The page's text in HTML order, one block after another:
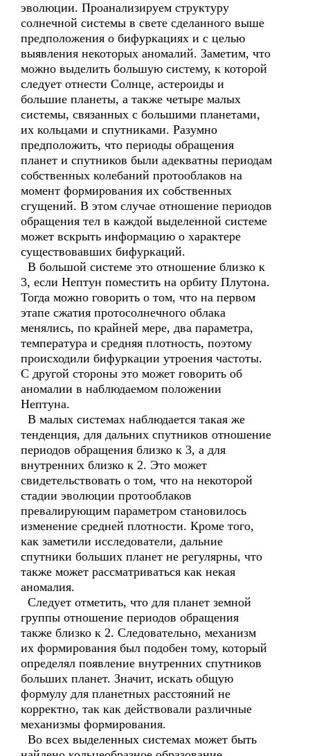
эволюции. Проанализируем структуру
солнечной системы в свете сделанного выше
предположения о бифуркациях и с целью
выявления некоторых аномалий. Заметим, что
можно выделить большую систему, к которой
следует отнести Солнце, астероиды и
большие планеты, а также четыре малых
системы, связанных с большими планетами,
их кольцами и спутниками. Разумно
предположить, что периоды обращения
планет и спутников были адекватны периодам
собственных колебаний протооблаков на
момент формирования их собственных
сгущений. В этом случае отношение периодов
обращения тел в каждой выделенной системе
может вскрыть информацию о характере
существовавших бифуркаций.
В большой системе это отношение близко к
3, если Нептун поместить на орбиту Плутона.
Тогда можно говорить о том, что на первом
этапе сжатия протосолнечного облака
менялись, по крайней мере, два параметра,
температура и средняя плотность, поэтому
происходили бифуркации утроения частоты.
С другой стороны это может говорить об
аномалии в наблюдаемом положении
Нептуна.
В малых системах наблюдается такая же
тенденция, для дальних спутников отношение
периодов обращения близко к 3, а для
внутренних близко к 2. Это может
свидетельствовать о том, что на некоторой
стадии эволюции протооблаков
превалирующим параметром становилось
изменение средней плотности. Кроме того,
как заметили исследователи, дальние
спутники больших планет не регулярны, что
также может рассматриваться как некая
аномалия.
Следует отметить, что для планет земной
группы отношение периодов обращения
также близко к 2. Следовательно, механизм
их формирования был подобен тому, который
определял появление внутренних спутников
больших планет. Значит, искать общую
формулу для планетных расстояний не
корректно, так как действовали различные
механизмы формирования.
Во всех выделенных системах может быть